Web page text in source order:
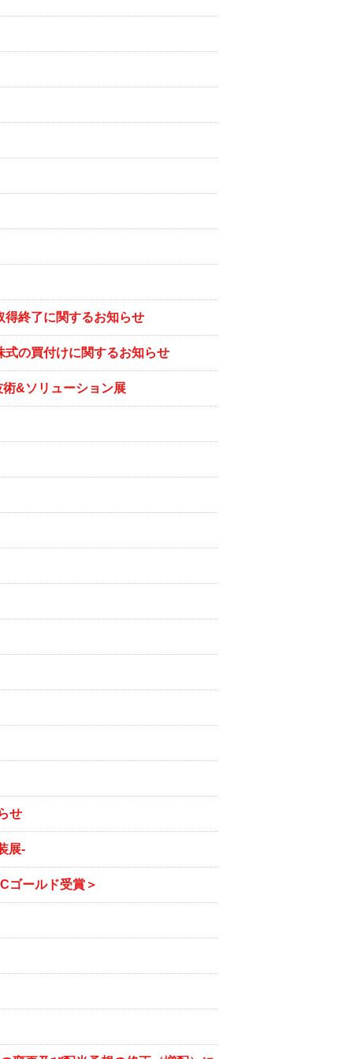
得終了に関するお知らせ
の買付けに関するお知らせ
&ソリューション展
せ
展-
ゴールド受賞＞